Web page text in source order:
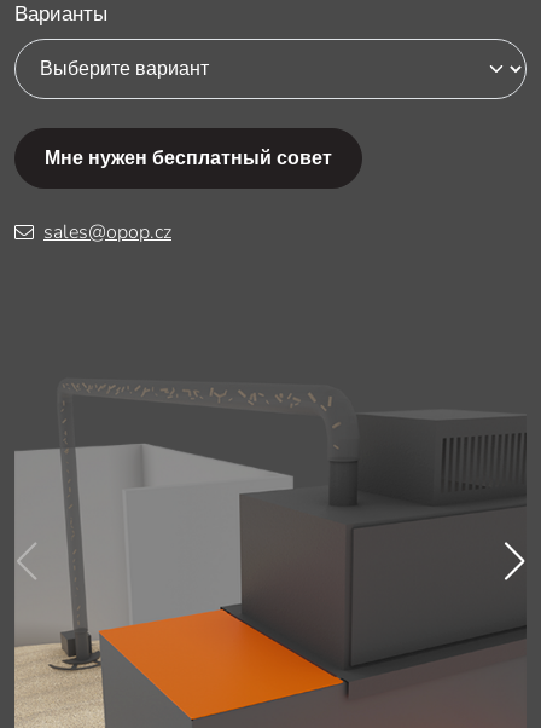
Варианты
Мне нужен бесплатный совет
sales@opop.cz